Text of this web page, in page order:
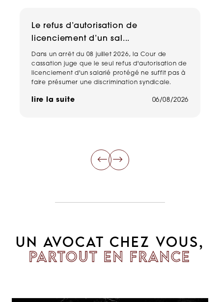
Le refus d’autorisation de
licenciement d’un sal...
Dans un arrêt du 08 juillet 2026, la Cour de
cassation juge que le seul refus d'autorisation de
licenciement d'un salarié protégé ne suffit pas à
faire présumer une discrimination syndicale.
lire la suite 06/08/2026
UN AVOCAT CHEZ VOUS,
PARTOUT EN FRANCE